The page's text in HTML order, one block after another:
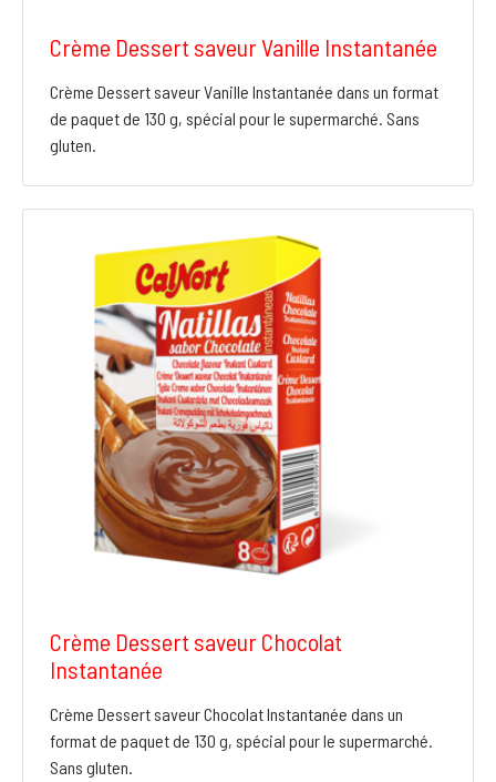
Crème Dessert saveur Vanille Instantanée
Crème Dessert saveur Vanille Instantanée dans un format
de paquet de 130 g, spécial pour le supermarché. Sans
gluten.
Crème Dessert saveur Chocolat
Instantanée
Crème Dessert saveur Chocolat Instantanée dans un
format de paquet de 130 g, spécial pour le supermarché.
Sans gluten.